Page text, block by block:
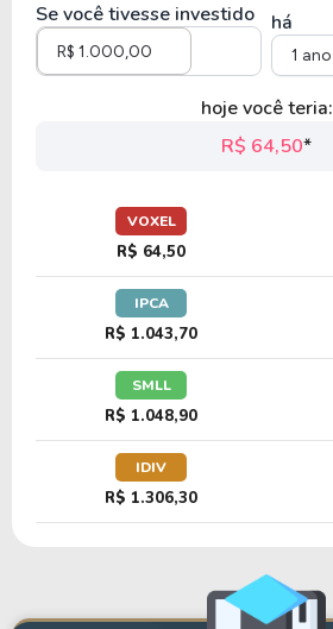
Se você tivesse investido há
1 ano
hoje você teria:
R$ 64,50*
VOXEL
R$ 64,50
IPCA
R$ 1.043,70
SMLL
R$ 1.048,90
IDIV
R$ 1.306,30